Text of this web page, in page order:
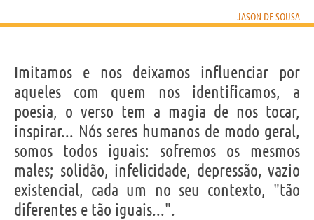
JASON DE SOUSA
Imitamos e nos deixamos influenciar por
aqueles com quem nos identificamos, a
poesia, o verso tem a magia de nos tocar,
inspirar... Nós seres humanos de modo geral,
somos todos iguais: sofremos os mesmos
males; solidão, infelicidade, depressão, vazio
existencial, cada um no seu contexto, "tão
diferentes e tão iguais...".